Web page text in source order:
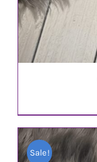
Sale!